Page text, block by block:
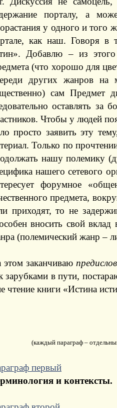
порталу, а
у одного и того
как наш. Говоря в
Добавлю – из
(что хорошо для
других жанров на
сам Предмет
оставлять за
Чтобы у людей
просто заявить эту
Только по
нашу полемику
нашего сетевого
форумное
предмета,
приходят, то не
вносить свой
(полемический жанр –
этом заканчиваю
зарубками в пути,
чтение книги «Истина
(каждый параграф –
первый
и контексты.